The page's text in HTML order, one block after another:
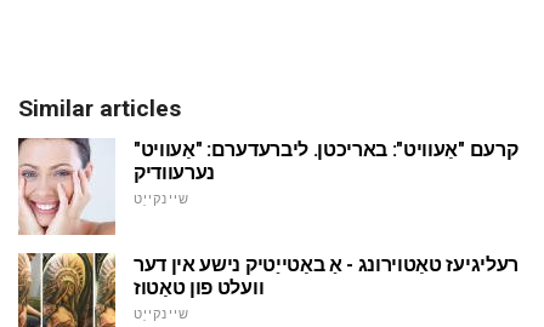
Similar articles
קרעם "אַעוויט": באריכטן. ליברעדערם: "אַעוויט"
נערעוודיק
שיינקייַט
רעליגיעז טאַטוירונג - אַ באַטייַטיק נישע אין דער
וועלט פון טאַטוז
שיינקייַט